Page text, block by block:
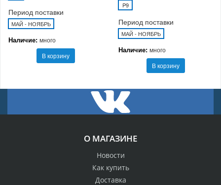
Период поставки
МАЙ - НОЯБРЬ
Наличие: много
В корзину
P9
Период поставки
МАЙ - НОЯБРЬ
Наличие: много
В корзину
О МАГАЗИНЕ
Новости
Как купить
Доставка